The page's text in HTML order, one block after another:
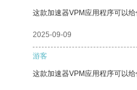
这款加速器VPM应用程序可以
2025-09-09
游客
这款加速器VPM应用程序可以